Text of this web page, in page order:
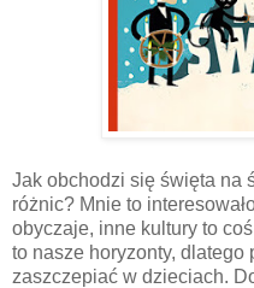
Jak obchodzi się święta na
różnic? Mnie to
obyczaje, inne kultury to
to nasze horyzonty,
zaszczepiać w dzieciach.